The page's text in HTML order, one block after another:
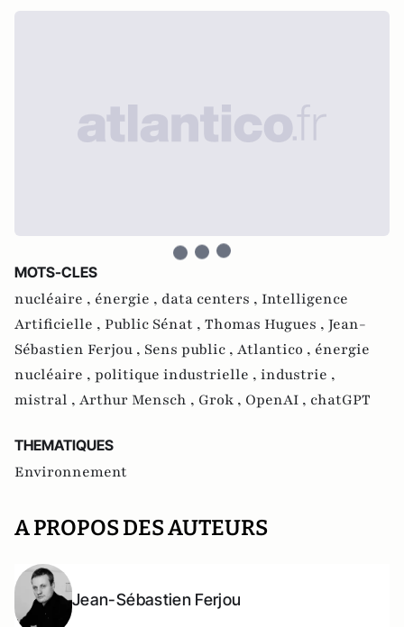
MOTS-CLES
nucléaire , énergie , data centers , Intelligence
Artificielle , Public Sénat , Thomas Hugues , Jean-
Sébastien Ferjou , Sens public , Atlantico , énergie
nucléaire , politique industrielle , industrie ,
mistral , Arthur Mensch , Grok , OpenAI , chatGPT
THEMATIQUES
Environnement
A PROPOS DES AUTEURS
Jean-Sébastien Ferjou